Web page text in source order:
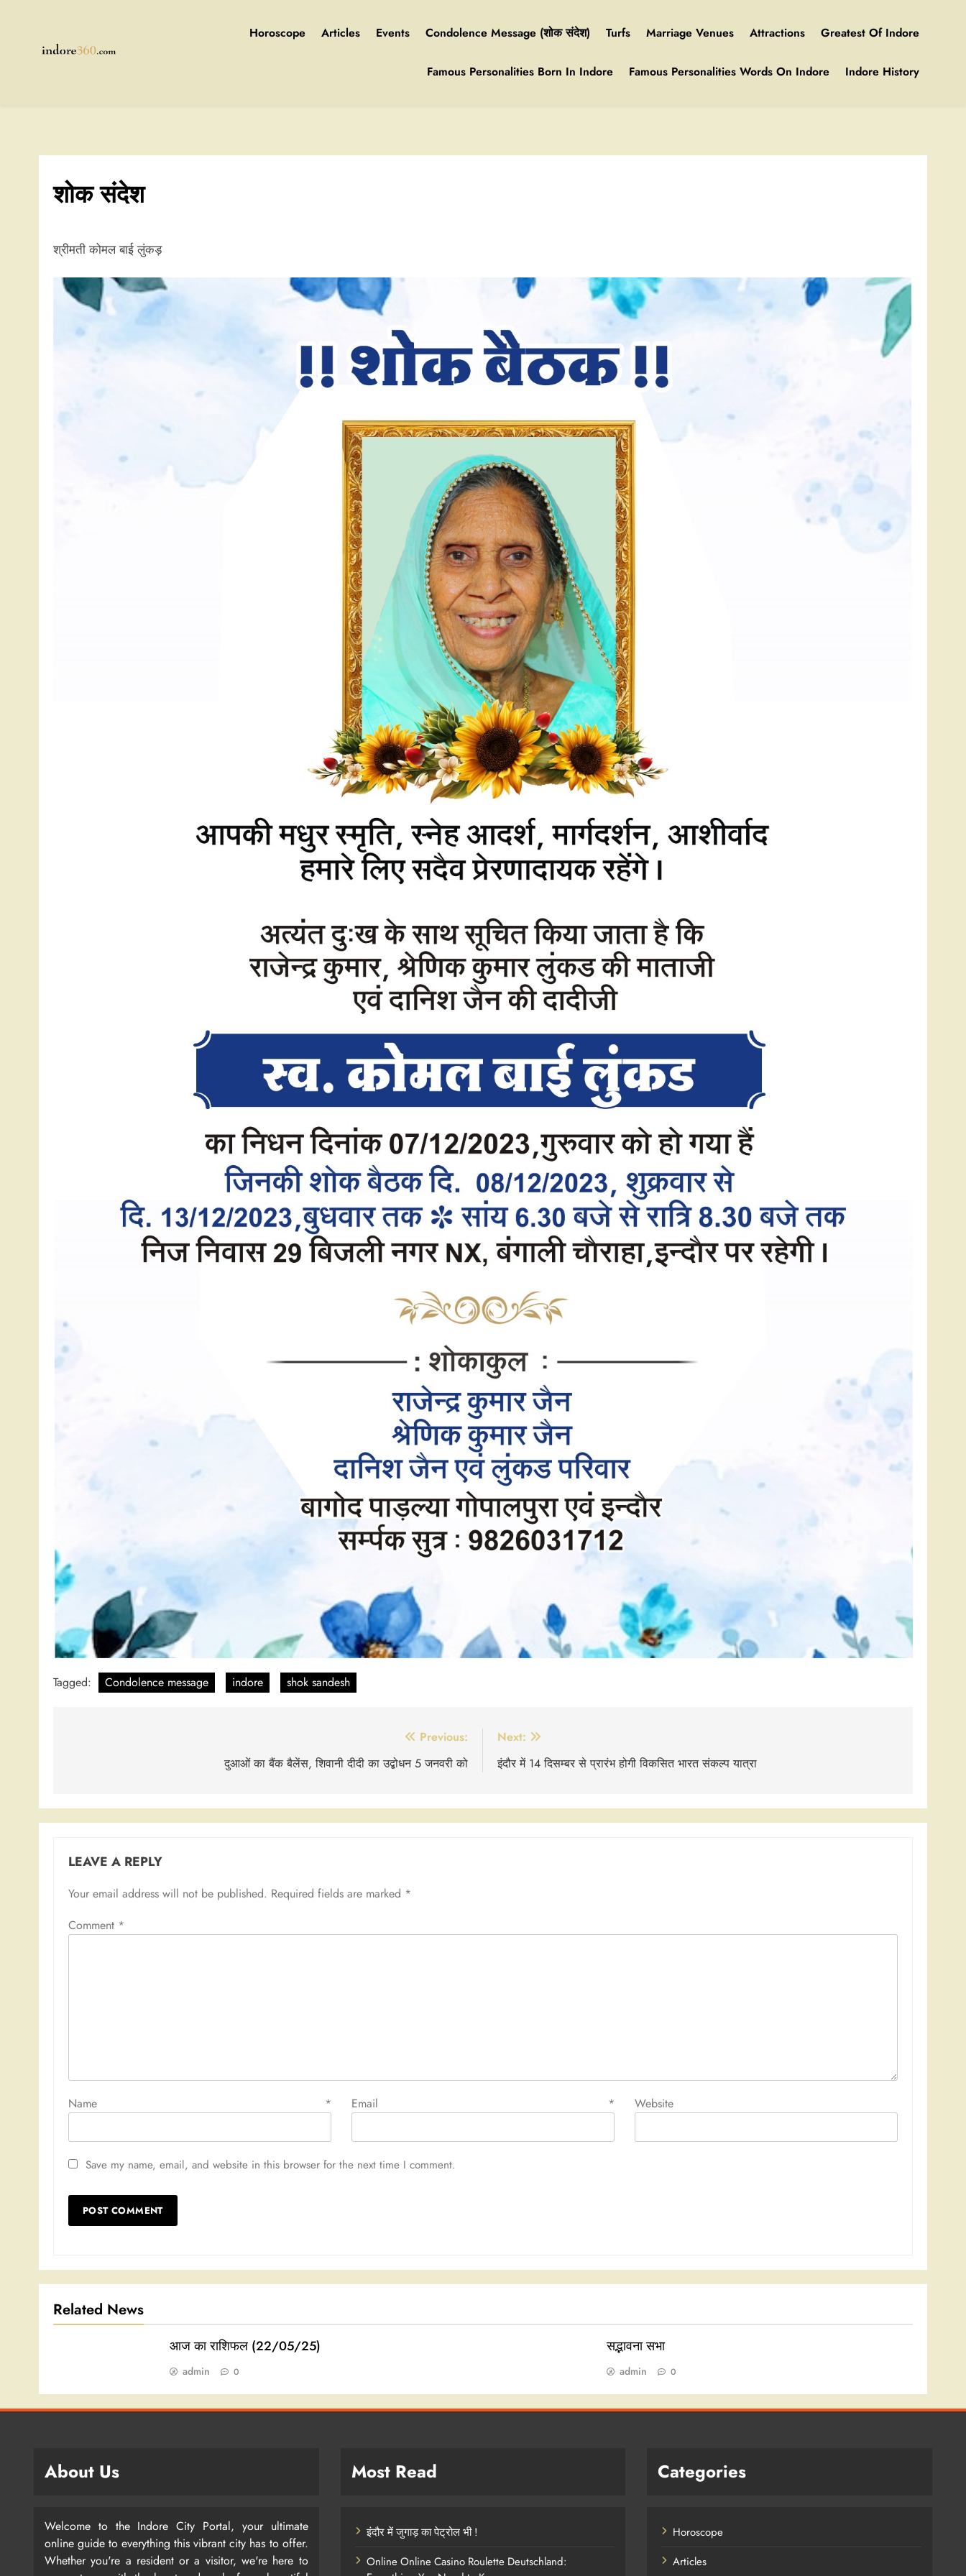
Horoscope Articles Events Condolence Message (शोक संदेश) Turfs Marriage Venues Attractions Greatest Of Indore
Famous Personalities Born In Indore Famous Personalities Words On Indore Indore History
शोक संदेश
श्रीमती कोमल बाई लुंकड़
Tagged: Condolence message indore shok sandesh
Previous:
दुआओं का बैंक बैलेंस, शिवानी दीदी का उद्बोधन 5 जनवरी को
Next:
इंदौर में 14 दिसम्बर से प्रारंभ होगी विकसित भारत संकल्प यात्रा
LEAVE A REPLY
Your email address will not be published. Required fields are marked *
Comment *
Name * Email * Website
Save my name, email, and website in this browser for the next time I comment.
Related News
आज का राशिफल (22/05/25)
admin 0
सद्भावना सभा
admin 0
About Us
Welcome to the Indore City Portal, your ultimate
online guide to everything this vibrant city has to offer.
Whether you're a resident or a visitor, we're here to
Most Read
इंदौर में जुगाड़ का पेट्रोल भी !
Online Online Casino Roulette Deutschland:
Categories
Horoscope
Articles